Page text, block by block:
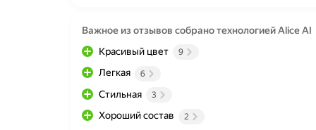
Важное из отзывов собрано технологией Alice AI
Красивый цвет
9
Легкая 6
Стильная 3
Хороший состав 2